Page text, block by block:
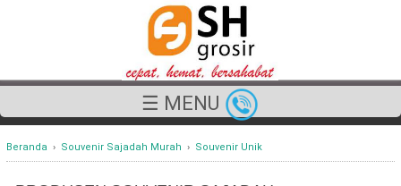
☰ MENU
Beranda › Souvenir Sajadah Murah › Souvenir Unik